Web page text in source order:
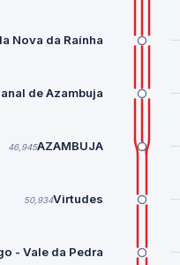
Nova da Raínha
de Azambuja
46,945AZAMBUJA
50,934Virtudes
- Vale da Pedra